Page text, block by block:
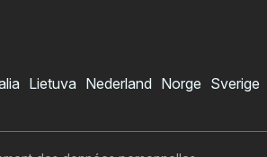
Lietuva Nederland Norge Sverige